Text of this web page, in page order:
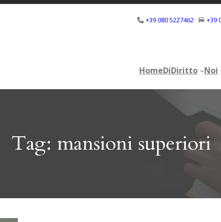
+39 080 5227462 · +39
HomeDiDiritto Noi
Tag: mansioni superiori